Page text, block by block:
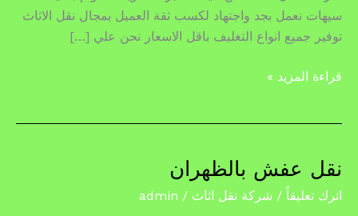
سيهات نعمل بجد واجتهاد لكسب ثقة العميل بمجال نقل الاثاث
توفير جميع انواع التغليف باقل الاسعار نحن علي […]
قراءة المزيد »
نقل عفش بالظهران
اترك تعليقاً / شركة نقل اثاث /
admin
نقل
بالظهران